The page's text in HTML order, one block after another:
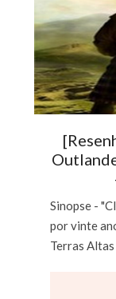
Sinopse -
por vinte
Terras Altas